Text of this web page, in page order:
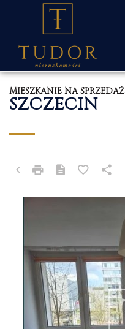
SZCZECIN
MIESZKANIE NA SPRZEDAŻ